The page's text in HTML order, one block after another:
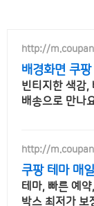
http://
배경화면 쿠
빈티지한 색감,
배송으로 만나
http://
쿠팡 테마 매
테마, 빠른 예
박스 최저가 보